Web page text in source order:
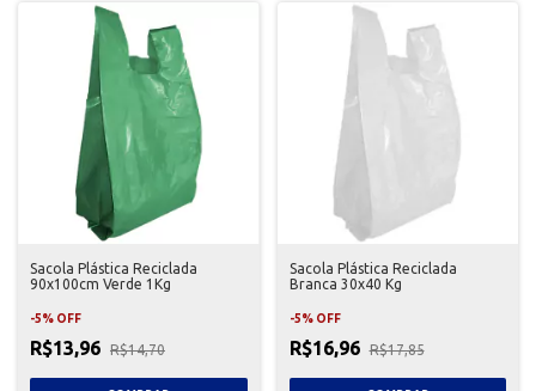
Sacola Plástica Reciclada
90x100cm Verde 1Kg
-5% OFF
R$13,96 R$14,70
Sacola Plástica Reciclada
Branca 30x40 Kg
-5% OFF
R$16,96 R$17,85